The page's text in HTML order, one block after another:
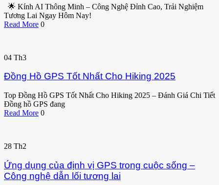
🌟 Kính AI Thông Minh – Công Nghệ Đỉnh Cao, Trải Nghiệm
Tương Lai Ngay Hôm Nay!
Read More 0
04 Th3
Đồng Hồ GPS Tốt Nhất Cho Hiking 2025
Top Đồng Hồ GPS Tốt Nhất Cho Hiking 2025 – Đánh Giá Chi Tiết
Đồng hồ GPS đang
Read More 0
28 Th2
Ứng dụng của định vị GPS trong cuộc sống –
Công nghệ dẫn lối tương lai